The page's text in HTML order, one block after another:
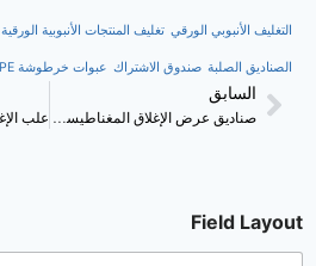
التغليف الأنبوبي الورقي تغليف المنتجات الأنبوبية الورقية
الصناديق الصلبة صندوق الاشتراك عبوات خرطوشة VAPE
السابق
صناديق عرض الإغلاق المغناطيسي لأطقم الإلكترونيات
Field Layout